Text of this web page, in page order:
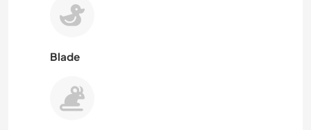
Blade